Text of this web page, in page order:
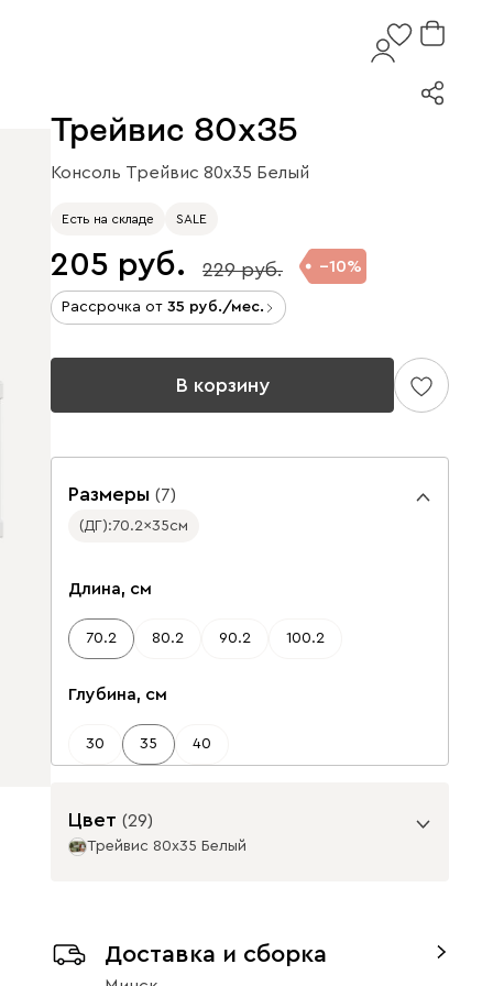
Трейвис 80x35
Консоль Трейвис 80x35 Белый
Есть на складе SALE
205 229 10
Рассрочка от 35 /мес.
В корзину
Размеры (7)
(ДГ):70.2 ✕35см
Длина, см
70.2 80.2 90.2 100.2
Глубина, см
30 35 40
Цвет (29)
Трейвис 80x35 Белый
Доставка и сборка